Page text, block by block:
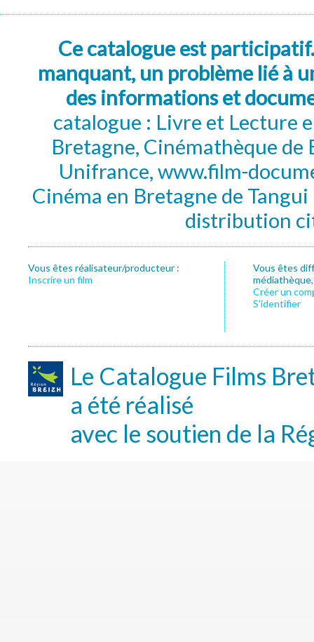
Ce catalogue est
manquant, un problème lié à
des informations et
catalogue : Livre et Lecture
Bretagne, Cinémathèque de
Unifrance, www.film-
Cinéma en Bretagne de
distribution
Vous êtes réalisateur/producteur :
Inscrire un film
Vous êtes
Créer un
S’identifier
Le Catalogue Films
a été réalisé
avec le soutien de la